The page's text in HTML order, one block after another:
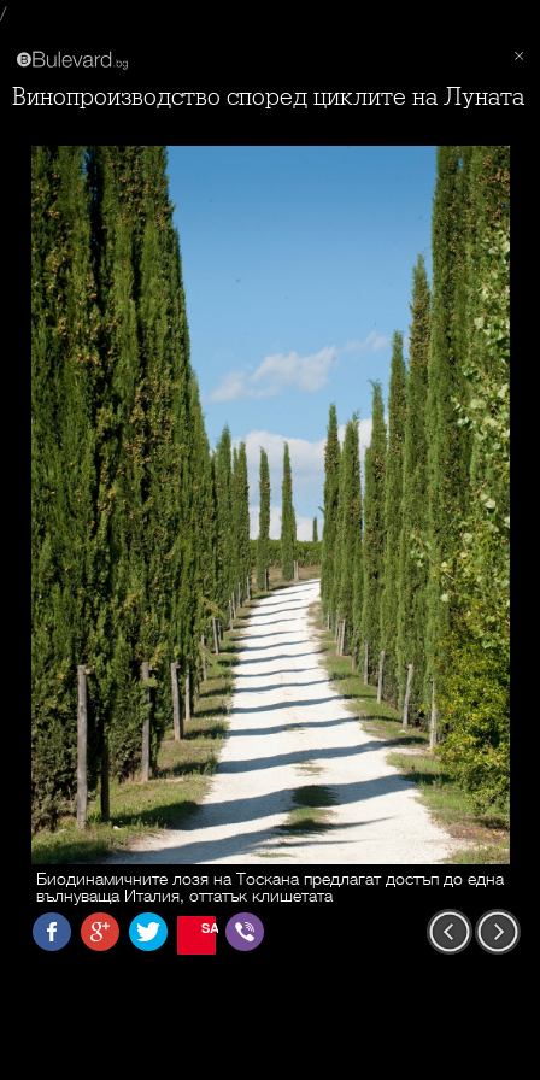
/
Винопроизводство според циклите на Луната
Биодинамичните лозя на Тоскана предлагат достъп до една
вълнуваща Италия, оттатък клишетата
SAVE